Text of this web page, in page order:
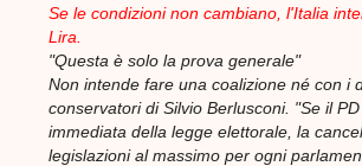
Se le condizioni non cambiano, l'Italia
Lira.
"Questa è solo la prova generale"
Non intende fare una coalizione né con i
conservatori di Silvio Berlusconi. "Se il
immediata della legge elettorale, la
legislazioni al massimo per ogni